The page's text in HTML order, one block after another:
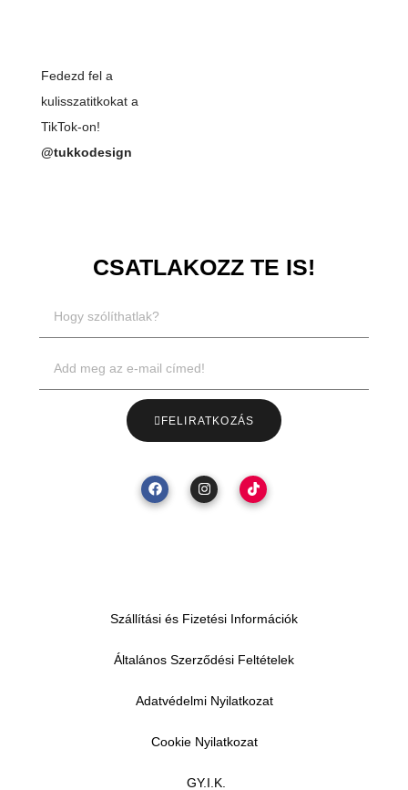
Fedezd fel a
kulisszatitkokat a
TikTok-on!
@tukkodesign
CSATLAKOZZ TE IS!
FELIRATKOZÁS
Szállítási és Fizetési Információk
Általános Szerződési Feltételek
Adatvédelmi Nyilatkozat
Cookie Nyilatkozat
GY.I.K.